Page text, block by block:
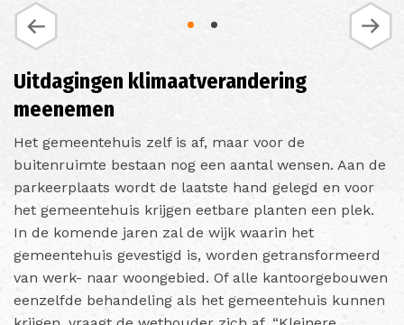
Uitdagingen klimaatverandering
meenemen
Het gemeentehuis zelf is af, maar voor de
buitenruimte bestaan nog een aantal wensen. Aan de
parkeerplaats wordt de laatste hand gelegd en voor
het gemeentehuis krijgen eetbare planten een plek.
In de komende jaren zal de wijk waarin het
gemeentehuis gevestigd is, worden getransformeerd
van werk- naar woongebied. Of alle kantoorgebouwen
eenzelfde behandeling als het gemeentehuis kunnen